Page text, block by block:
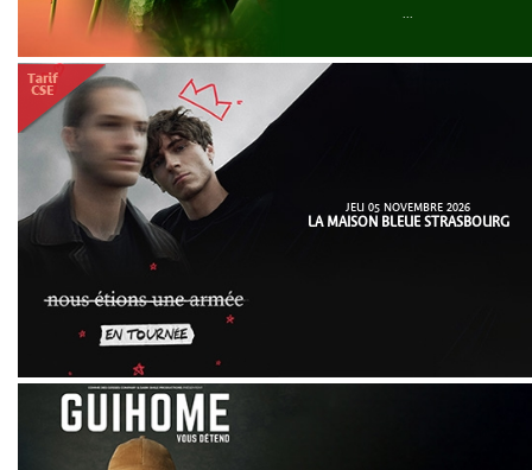
...
JEU 05 NOVEMBRE 2026
LA MAISON BLEUE STRASBOURG